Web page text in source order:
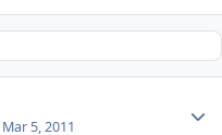
Mar 5, 2011